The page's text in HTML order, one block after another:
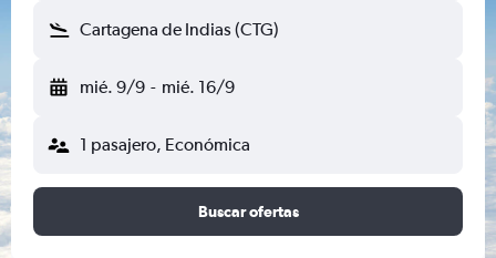
Cartagena de Indias (CTG)
mié. 9/9 - mié. 16/9
1 pasajero, Económica
Buscar ofertas